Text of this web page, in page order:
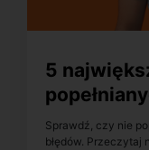
5
języka
Sprawdź, czy nie
błędów. Przeczytaj